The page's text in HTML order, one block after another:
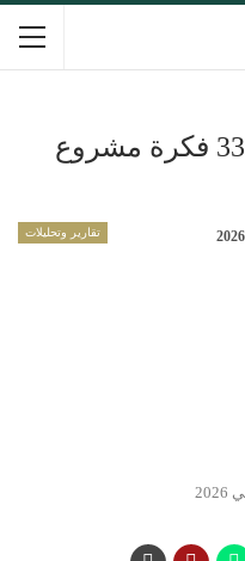
تقرير| بخطوات عملية.. 33 فكرة مشروع
تقارير وتحليلات